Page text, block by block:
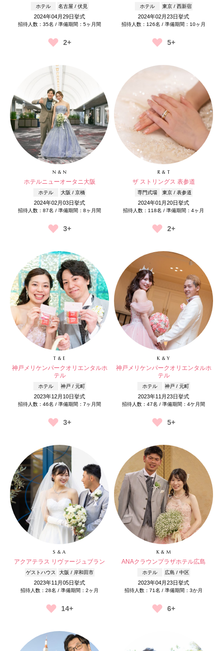
ホテル 名古屋 / 伏見
2024年04月29日挙式
招待人数：35名 / 準備期間：5ヶ月間
2+
ホテル 東京 / 西新宿
2024年02月23日挙式
招待人数：126名 / 準備期間：10ヶ月
5+
N & N
ホテルニューオータニ大阪
ホテル 大阪 / 京橋
2024年02月03日挙式
招待人数：87名 / 準備期間：8ヶ月間
3+
R & T
ザ ストリングス 表参道
専門式場 東京 / 表参道
2024年01月20日挙式
招待人数：118名 / 準備期間：4ヶ月
2+
T & E
神戸メリケンパークオリエンタルホ
テル
ホテル 神戸 / 元町
2023年12月10日挙式
招待人数：46名 / 準備期間：7ヶ月間
3+
K & Y
神戸メリケンパークオリエンタルホ
テル
ホテル 神戸 / 元町
2023年11月23日挙式
招待人数：47名 / 準備期間：4ケ月間
5+
S & A
アクアテラス リヴァージュブラン
ゲストハウス 大阪 / 岸和田市
2023年11月05日挙式
招待人数：28名 / 準備期間：2ヶ月
14+
K & M
ANAクラウンプラザホテル広島
ホテル 広島 / 中区
2023年04月23日挙式
招待人数：71名 / 準備期間：3か月
6+